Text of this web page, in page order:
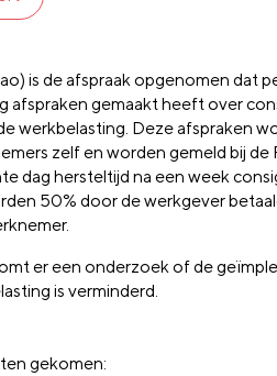
is de afspraak opgenomen dat
afspraken gemaakt heeft over
werkbelasting. Deze afspraken
zelf en worden gemeld bij de
dag hersteltijd na een week
50% door de werkgever
er een onderzoek of de
is verminderd.
gekomen: